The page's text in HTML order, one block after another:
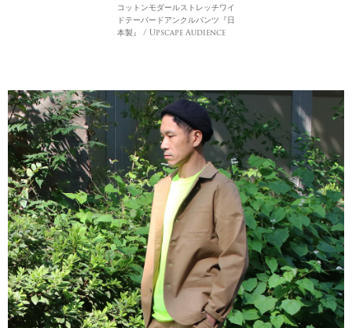
コットンモダールストレッチワイ
ドテーパードアンクルパンツ『日
本製』 / Upscape Audience